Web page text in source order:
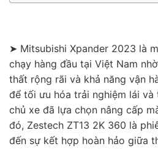
➤ Mitsubishi Xpander 2023 là
chạy hàng đầu tại Việt Nam
thất rộng rãi và khả năng vận
để tối ưu hóa trải nghiệm lái và
chủ xe đã lựa chọn nâng cấp
đó, Zestech ZT13 2K 360 là
đến sự kết hợp hoàn hảo giữa